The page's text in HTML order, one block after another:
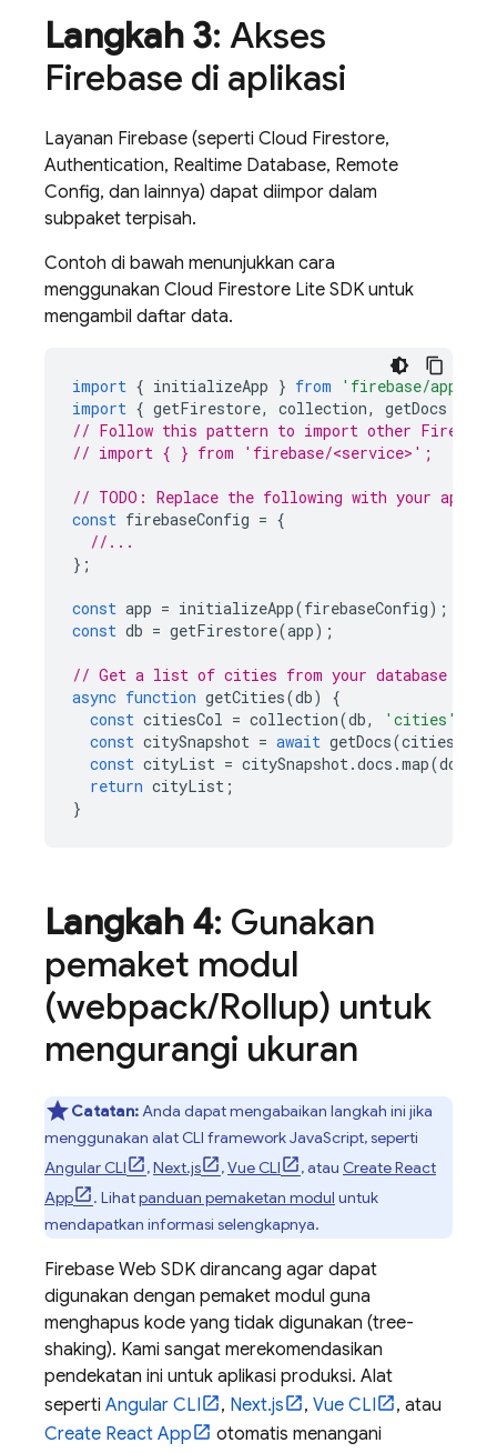
Langkah 3: Akses
Firebase di aplikasi
Layanan Firebase (seperti Cloud Firestore,
Authentication, Realtime Database, Remote
Config, dan lainnya) dapat diimpor dalam
subpaket terpisah.
Contoh di bawah menunjukkan cara
menggunakan Cloud Firestore Lite SDK untuk
mengambil daftar data.
import { initializeApp } from 'firebase/app'
import { getFirestore, collection, getDocs
// Follow this pattern to import other Firebase
// import { } from 'firebase/<service>';
// TODO: Replace the following with your app's
const firebaseConfig = {
//...
};
const app = initializeApp(firebaseConfig);
const db = getFirestore(app);
// Get a list of cities from your database
async function getCities(db)
{
const citiesCol = collection(db, 'cities'
const citySnapshot = await getDocs(citiesCol
const cityList = citySnapshot.docs .map(doc
return cityList ;
}
Langkah 4: Gunakan
pemaket modul
(webpack/Rollup) untuk
mengurangi ukuran
Catatan:Anda dapat mengabaikan langkah ini jika
menggunakan alat CLI framework JavaScript, seperti
Angular CLI
,Next.js ,Vue CLI , atau Create React
App
. Lihatpanduan pemaketan modul untuk
mendapatkan informasi selengkapnya.
Firebase Web SDK dirancang agar dapat
digunakan dengan pemaket modul guna
menghapus kode yang tidak digunakan (tree-
shaking). Kami sangat merekomendasikan
pendekatan ini untuk aplikasi produksi. Alat
seperti Angular CLI , Next.js , Vue CLI
, atau
Create React App
otomatis menangani